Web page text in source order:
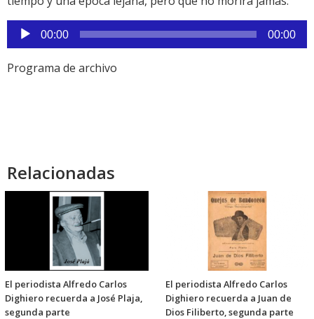
Reproductor
de
audio
00:00 00:00
Programa de archivo
Relacionadas
El periodista Alfredo Carlos
Dighiero recuerda a José Plaja,
segunda parte
El periodista Alfredo Carlos
Dighiero recuerda a Juan de
Dios Filiberto, segunda parte